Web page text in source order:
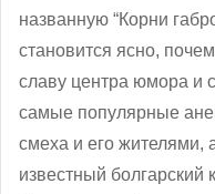
названную “Корни
становится ясно,
славу центра юмора и
самые популярные
смеха и его жителями,
известный болгарский